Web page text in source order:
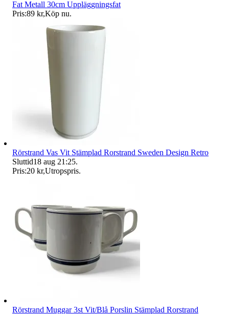
Fat Metall 30cm Uppläggningsfat
Pris:89 kr,Köp nu.
Rörstrand Vas Vit Stämplad Rorstrand Sweden Design Retro
Sluttid18 aug 21:25.
Pris:20 kr,Utropspris.
Rörstrand Muggar 3st Vit/Blå Porslin Stämplad Rorstrand